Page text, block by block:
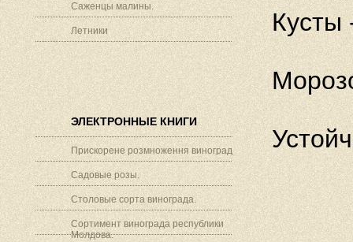
Саженцы малины.
Летники
ЭЛЕКТРОННЫЕ КНИГИ
Прискорене розмноження винограду.
Садовые розы.
Столовые сорта винограда.
Сортимент винограда республики
Молдова.
Кусты